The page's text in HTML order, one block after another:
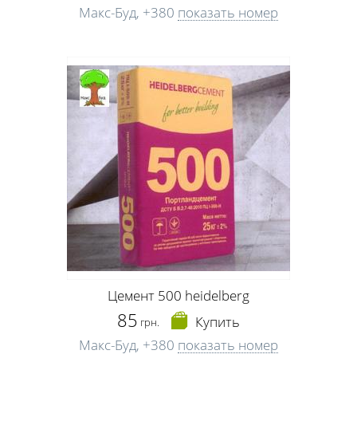
Макс-Буд, +380 показать номер
Цемент 500 heidelberg
85 грн.
Купить
Макс-Буд, +380 показать номер